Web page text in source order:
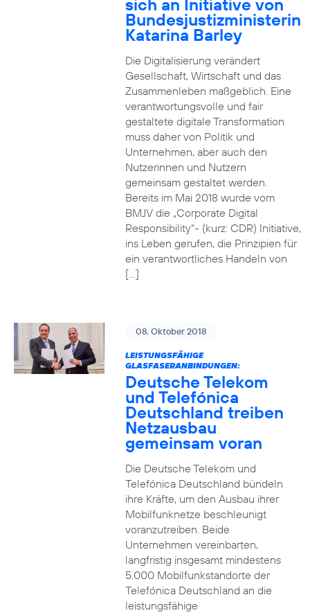
sich an Initiative von
Bundesjustizministerin
Katarina Barley
Die Digitalisierung verändert
Gesellschaft, Wirtschaft und das
Zusammenleben maßgeblich. Eine
verantwortungsvolle und fair
gestaltete digitale Transformation
muss daher von Politik und
Unternehmen, aber auch den
Nutzerinnen und Nutzern
gemeinsam gestaltet werden.
Bereits im Mai 2018 wurde vom
BMJV die „Corporate Digital
Responsibility“- (kurz: CDR) Initiative,
ins Leben gerufen, die Prinzipien für
ein verantwortliches Handeln von
[…]
08. Oktober 2018
LEISTUNGSFÄHIGE
GLASFASERANBINDUNGEN:
Deutsche Telekom
und Telefónica
Deutschland treiben
Netzausbau
gemeinsam voran
Die Deutsche Telekom und
Telefónica Deutschland bündeln
ihre Kräfte, um den Ausbau ihrer
Mobilfunknetze beschleunigt
voranzutreiben. Beide
Unternehmen vereinbarten,
langfristig insgesamt mindestens
5.000 Mobilfunkstandorte der
Telefónica Deutschland an die
leistungsfähige